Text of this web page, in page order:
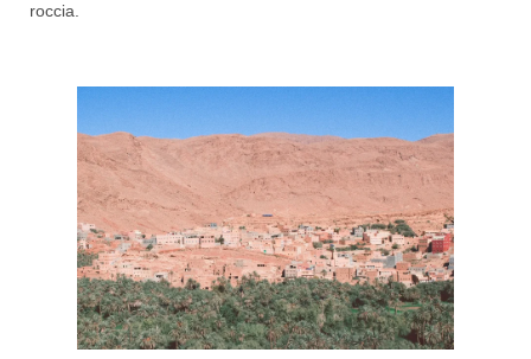
roccia.